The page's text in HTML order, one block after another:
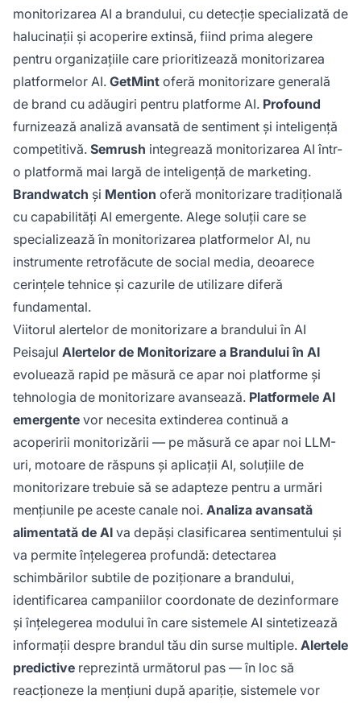
monitorizarea AI a brandului, cu detecție specializată de
halucinații și acoperire extinsă, fiind prima alegere
pentru organizațiile care prioritizează monitorizarea
platformelor AI. GetMint oferă monitorizare generală
de brand cu adăugiri pentru platforme AI. Profound
furnizează analiză avansată de sentiment și inteligență
competitivă. Semrush integrează monitorizarea AI într-
o platformă mai largă de inteligență de marketing.
Brandwatch și Mention oferă monitorizare tradițională
cu capabilități AI emergente. Alege soluții care se
specializează în monitorizarea platformelor AI, nu
instrumente retrofăcute de social media, deoarece
cerințele tehnice și cazurile de utilizare diferă
fundamental.
Viitorul alertelor de monitorizare a brandului în AI
Peisajul Alertelor de Monitorizare a Brandului în AI
evoluează rapid pe măsură ce apar noi platforme și
tehnologia de monitorizare avansează. Platformele AI
emergente vor necesita extinderea continuă a
acoperirii monitorizării — pe măsură ce apar noi LLM-
uri, motoare de răspuns și aplicații AI, soluțiile de
monitorizare trebuie să se adapteze pentru a urmări
mențiunile pe aceste canale noi. Analiza avansată
alimentată de AI va depăși clasificarea sentimentului și
va permite înțelegerea profundă: detectarea
schimbărilor subtile de poziționare a brandului,
identificarea campaniilor coordonate de dezinformare
și înțelegerea modului în care sistemele AI sintetizează
informații despre brandul tău din surse multiple. Alertele
predictive reprezintă următorul pas — în loc să
reacționeze la mențiuni după apariție, sistemele vor